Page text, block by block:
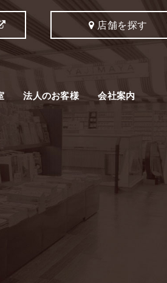
店舗を探す
法人のお客様 会社案内